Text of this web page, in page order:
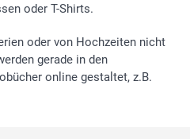
oder T-Shirts.
oder von Hochzeiten nicht
gerade in den
online gestaltet, z.B.